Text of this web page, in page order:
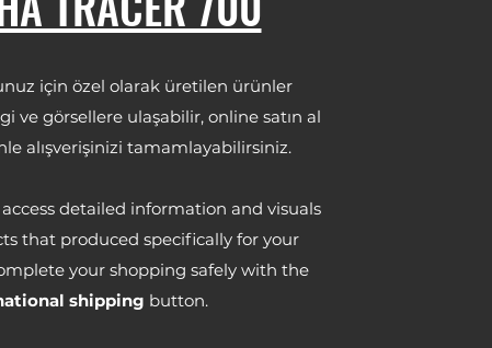
için özel olarak üretilen ürünler
ve görsellere ulaşabilir, online satın al
alışverişinizi tamamlayabilirsiniz.
detailed information and visuals
that produced specifically for your
your shopping safely with the
shipping button.